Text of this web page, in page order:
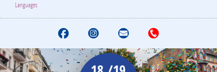
Languages
F I M T